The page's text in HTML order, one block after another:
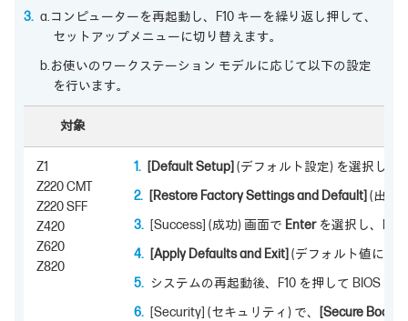
a.コンピューターを再起動し、F10 キーを繰り返し押して、
セットアップメニューに切り替えます。
b.お使いのワークステーション モデルに応じて以下の設定
を行います。
対象
Z1
Z220 CMT
Z220 SFF
Z420
Z620
Z820
[Default Setup] (デフォルト設定) を選択しま
[Restore Factory Settings and Default] (出荷
[Success] (成功) 画面で Enterを選択し、Esc
[Apply Defaults and Exit] (デフォルト値に設
システムの再起動後、F10 を押して BIOS を
[Security] (セキュリティ) で、
[Secure Boot